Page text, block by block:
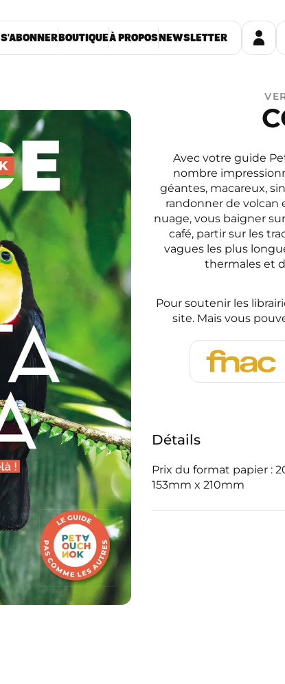
S'ABONNERBOUTIQUEÀ PROPOSNEWSLETTER
Avec votre guide
nombre
géantes, macareux,
randonner de volcan
nuage, vous baigner
café, partir sur les
vagues les plus
thermales et
Pour soutenir les
site. Mais vous
Détails
Prix du format papier :
153mm x 210mm